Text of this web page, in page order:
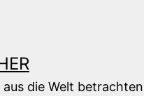
die Welt betrachten